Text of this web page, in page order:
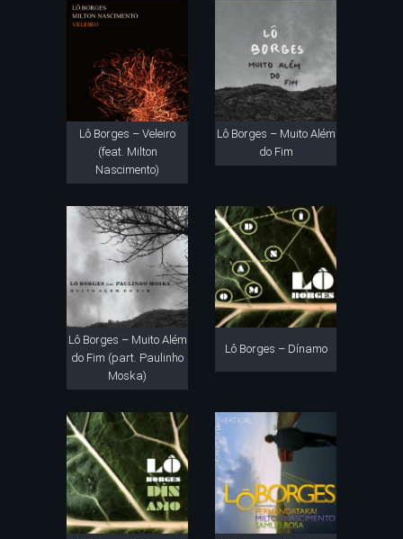
Lô Borges – Veleiro
(feat. Milton
Nascimento)
Lô Borges – Muito Além
do Fim
Lô Borges – Muito Além
do Fim (part. Paulinho
Moska)
Lô Borges – Dínamo